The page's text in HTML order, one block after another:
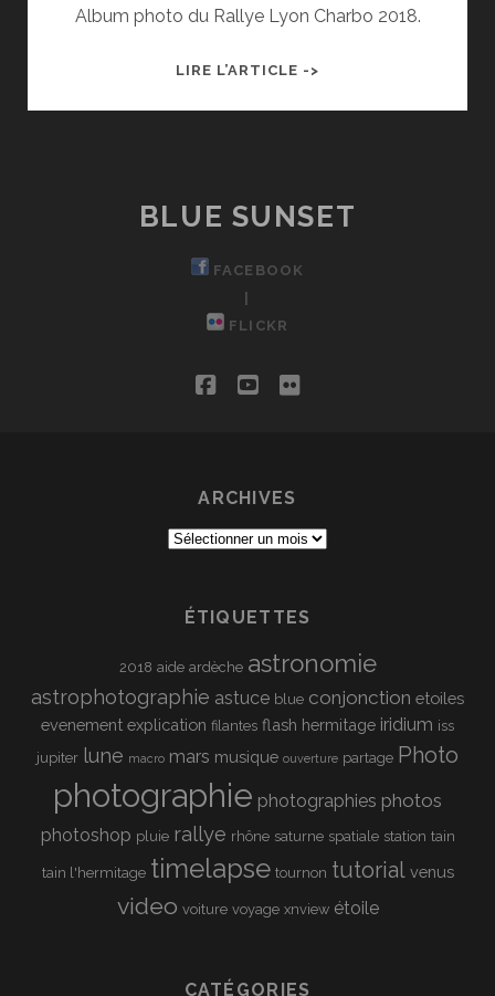
Album photo du Rallye Lyon Charbo 2018.
LIRE L’ARTICLE ->
BLUE SUNSET
FACEBOOK
FLICKR
facebook
youtube
flickr
ARCHIVES
Archives
ÉTIQUETTES
2018 aide ardèche astronomie
astrophotographie astuce blue conjonction etoiles
evenement explication filantes flash hermitage iridium iss
jupiter lune macro mars musique ouverture partage Photo
photographie photographies photos
photoshop pluie rallye rhône saturne spatiale station tain
tain l'hermitage timelapse tournon tutorial venus
video voiture voyage xnview étoile
CATÉGORIES